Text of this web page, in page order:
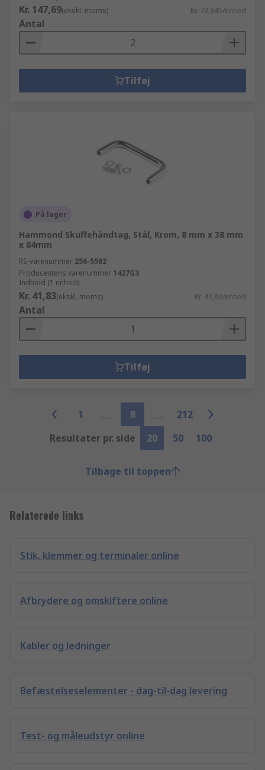
Kr. 147,69(ekskl. moms) Kr. 73,845/enhed
Antal
Tilføj
På lager
Hammond Skuffehåndtag, Stål, Krom, 8 mm x 38 mm
x 84mm
RS-varenummer 256-5582
Producentens varenummer 1427G3
Indhold (1 enhed)
Kr. 41,83(ekskl. moms) Kr. 41,83/enhed
Antal
Tilføj
1 8
212
Resultater pr. side
20 50 100
Tilbage til toppen
Relaterede links
Stik, klemmer og terminaler online
Afbrydere og omskiftere online
Kabler og ledninger
Befæstelseselementer - dag-til-dag levering
Test- og måleudstyr online